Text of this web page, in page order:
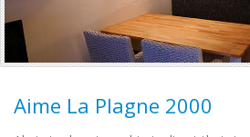
Aime La Plagne 2000